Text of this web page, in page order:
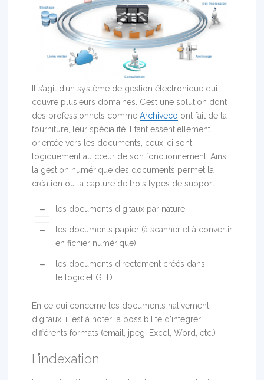
Il s’agit d’un système de gestion électronique qui
couvre plusieurs domaines. C’est une solution dont
des professionnels comme Archiveco ont fait de la
fourniture, leur spécialité. Etant essentiellement
orientée vers les documents, ceux-ci sont
logiquement au cœur de son fonctionnement. Ainsi,
la gestion numérique des documents permet la
création ou la capture de trois types de support :
les documents digitaux par nature,
les documents papier (à scanner et à convertir
en fichier numérique)
les documents directement créés dans
le logiciel GED.
En ce qui concerne les documents nativement
digitaux, il est à noter la possibilité d’intégrer
différents formats (email, jpeg, Excel, Word, etc.)
L’indexation